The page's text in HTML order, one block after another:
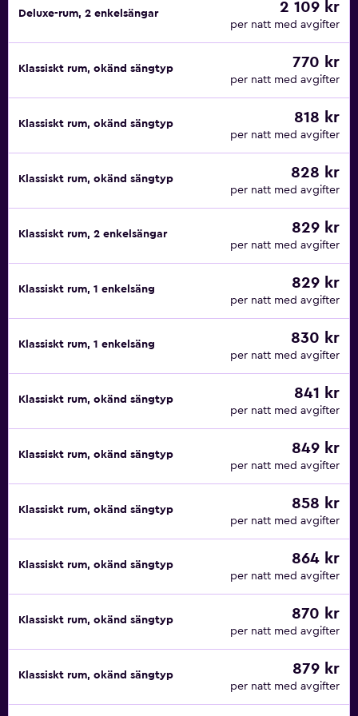
Deluxe-rum, 2 enkelsängar 2 109 kr
per natt med avgifter
Klassiskt rum, okänd sängtyp 770 kr
per natt med avgifter
Klassiskt rum, okänd sängtyp 818 kr
per natt med avgifter
Klassiskt rum, okänd sängtyp 828 kr
per natt med avgifter
Klassiskt rum, 2 enkelsängar 829 kr
per natt med avgifter
Klassiskt rum, 1 enkelsäng 829 kr
per natt med avgifter
Klassiskt rum, 1 enkelsäng 830 kr
per natt med avgifter
Klassiskt rum, okänd sängtyp 841 kr
per natt med avgifter
Klassiskt rum, okänd sängtyp 849 kr
per natt med avgifter
Klassiskt rum, okänd sängtyp 858 kr
per natt med avgifter
Klassiskt rum, okänd sängtyp 864 kr
per natt med avgifter
Klassiskt rum, okänd sängtyp 870 kr
per natt med avgifter
Klassiskt rum, okänd sängtyp 879 kr
per natt med avgifter